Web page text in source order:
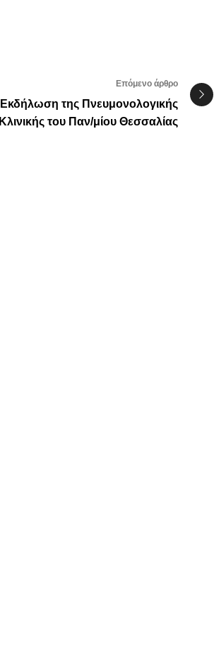
Επόμενο άρθρο
Εκδήλωση της Πνευμονολογικής
Κλινικής του Παν/μίου Θεσσαλίας